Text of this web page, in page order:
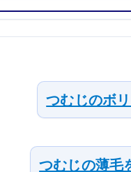
つむじのボ
つむじの薄毛